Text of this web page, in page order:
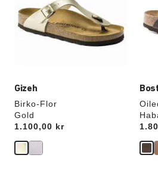
Gizeh
Birko-Flor
Gold
Price:
1.100,00 kr
vil
oppdatere
produktbildet
vil